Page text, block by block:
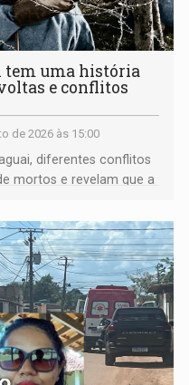
tem uma história
e conflitos
de 2026 às 15:00
diferentes conflitos
mortos e revelam que a